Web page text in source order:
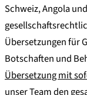
Schweiz, Angola
Übersetzungen für
Botschaften und
Übersetzung mit
unser Team den